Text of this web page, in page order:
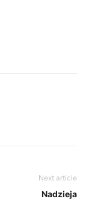
Next article
Nadzieja